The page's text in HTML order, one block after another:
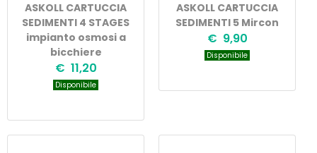
ASKOLL CARTUCCIA
SEDIMENTI 4 STAGES
impianto osmosi a
bicchiere
€ 11,20
Disponibile
ASKOLL CARTUCCIA
SEDIMENTI 5 Mircon
€ 9,90
Disponibile